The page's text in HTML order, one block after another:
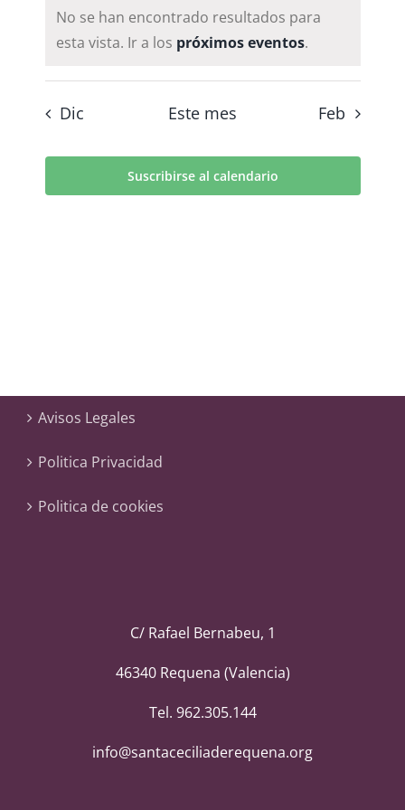
No se han encontrado resultados para
esta vista. Ir a los próximos eventos.
Dic Este mes Feb
Suscribirse al calendario
Avisos Legales
Politica Privacidad
Politica de cookies
C/ Rafael Bernabeu, 1
46340 Requena (Valencia)
Tel. 962.305.144
info@santaceciliaderequena.org